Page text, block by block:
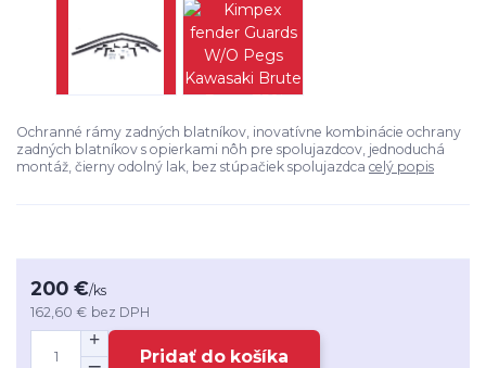
Ochranné rámy zadných blatníkov, inovatívne kombinácie ochrany
zadných blatníkov s opierkami nôh pre spolujazdcov, jednoduchá
montáž, čierny odolný lak, bez stúpačiek spolujazdca celý popis
200 €/ks
162,60 € bez DPH
Pridať do košíka